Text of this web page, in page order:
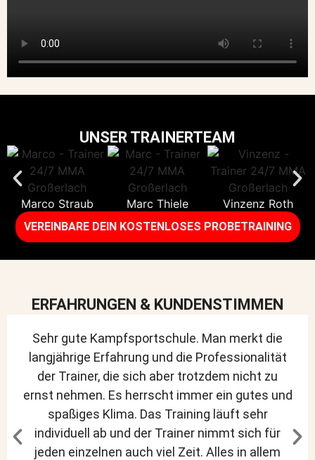
UNSER TRAINERTEAM
Marco Straub Marc Thiele Vinzenz Roth
VEREINBARE DEIN KOSTENLOSES PROBETRAINING​
ERFAHRUNGEN & KUNDENSTIMMEN
Sehr gute Kampfsportschule. Man merkt die
langjährige Erfahrung und die Professionalität
der Trainer, die sich aber trotzdem nicht zu
ernst nehmen. Es herrscht immer ein gutes und
spaßiges Klima. Das Training läuft sehr
individuell ab und der Trainer nimmt sich für
jeden einzelnen auch viel Zeit. Alles in allem